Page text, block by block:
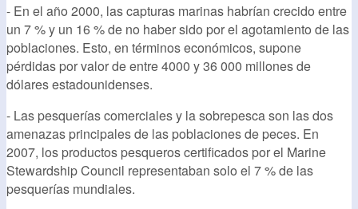
- En el año 2000, las capturas marinas habrían crecido entre
un 7 % y un 16 % de no haber sido por el agotamiento de las
poblaciones. Esto, en términos económicos, supone
pérdidas por valor de entre 4000 y 36 000 millones de
dólares estadounidenses.
- Las pesquerías comerciales y la sobrepesca son las dos
amenazas principales de las poblaciones de peces. En
2007, los productos pesqueros certificados por el Marine
Stewardship Council representaban solo el 7 % de las
pesquerías mundiales.